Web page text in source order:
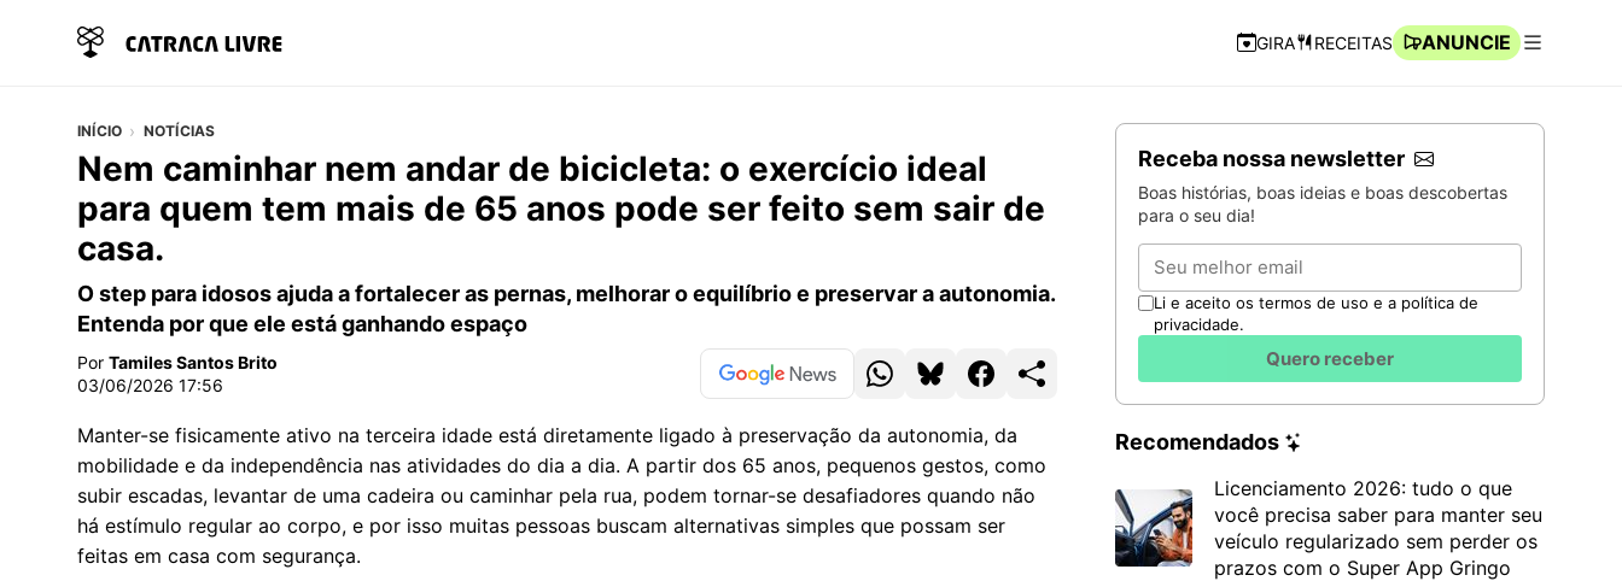
Navegação Rápida
GIRA RECEITAS
ANUNCIE
INÍCIO NOTÍCIAS
Nem caminhar nem andar de bicicleta: o exercício ideal
para quem tem mais de 65 anos pode ser feito sem sair de
casa.
O step para idosos ajuda a fortalecer as pernas, melhorar o equilíbrio e preservar a autonomia.
Entenda por que ele está ganhando espaço
Por Tamiles Santos Brito
03/06/2026 17:56
Manter-se fisicamente ativo na terceira idade está diretamente ligado à preservação da autonomia, da
mobilidade e da independência nas atividades do dia a dia. A partir dos 65 anos, pequenos gestos, como
subir escadas, levantar de uma cadeira ou caminhar pela rua, podem tornar-se desafiadores quando não
há estímulo regular ao corpo, e por isso muitas pessoas buscam alternativas simples que possam ser
feitas em casa com segurança.
Receba nossa newsletter
Boas histórias, boas ideias e boas descobertas
para o seu dia!
Email
Li e aceito os termos de uso e a política de
privacidade.
Quero receber
Recomendados
Licenciamento 2026: tudo o que
você precisa saber para manter seu
veículo regularizado sem perder os
prazos com o Super App Gringo